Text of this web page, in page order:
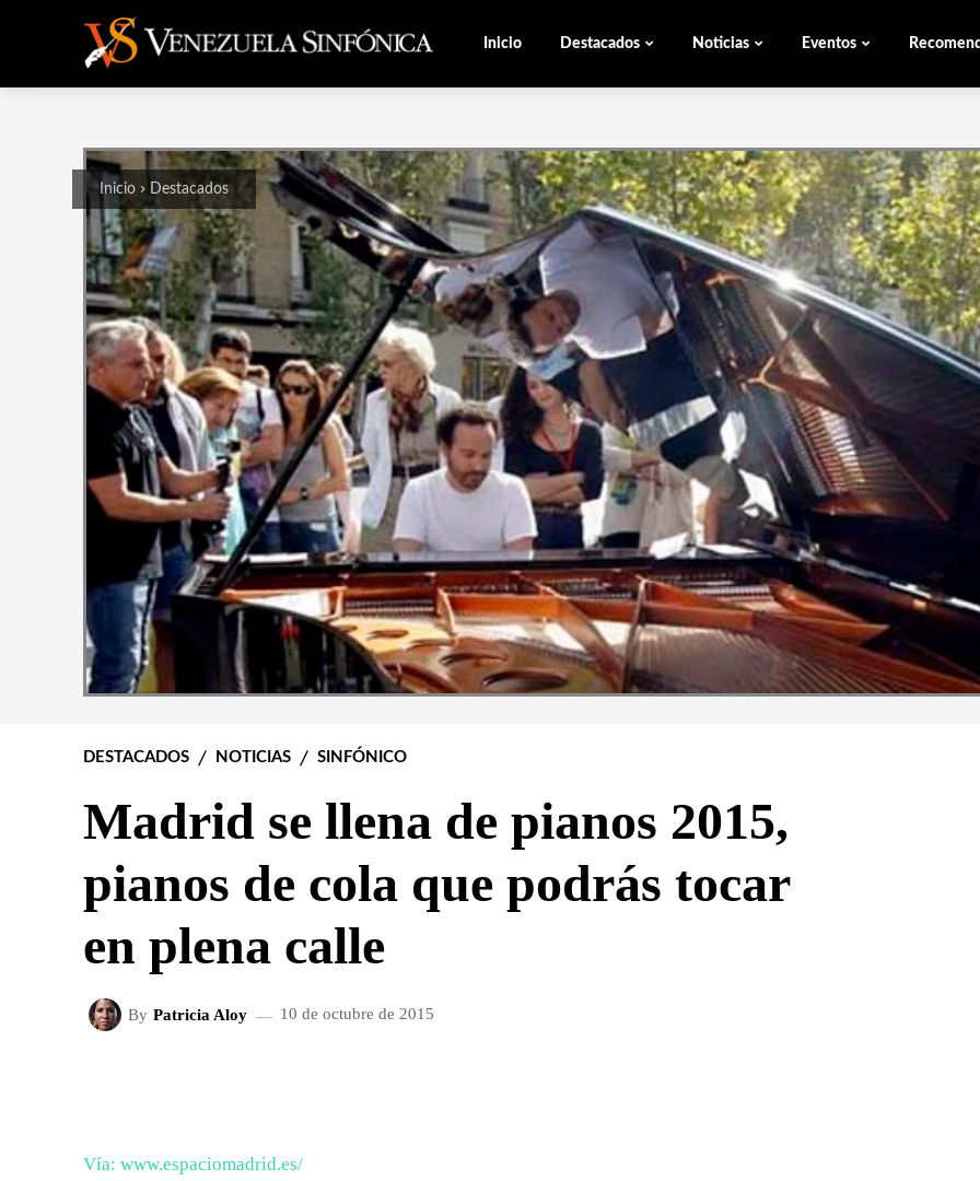
Inicio Destacados Noticias Eventos
Inicio Destacados
DESTACADOS NOTICIAS SINFÓNICO
Madrid se llena de pianos 2015,
pianos de cola que podrás tocar
en plena calle
By Patricia Aloy 10 de octubre de 2015
Vía: www.espaciomadrid.es/